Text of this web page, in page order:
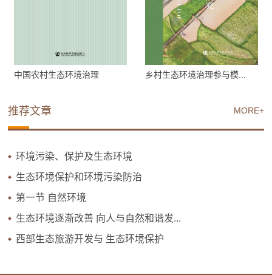
中国农村生态环境治理 乡村生态环境治理参与模...
MORE+
推荐文章
环境污染、保护及生态环境
生态环境保护和环境污染防治
第一节 自然环境
生态环境逐渐改善 向人与自然和谐发...
西部生态旅游开发与 生态环境保护